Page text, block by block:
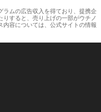
ラムの広告収入を得ており、提携企
すると、売り上げの一部がウチノ
内容については、公式サイトの情報